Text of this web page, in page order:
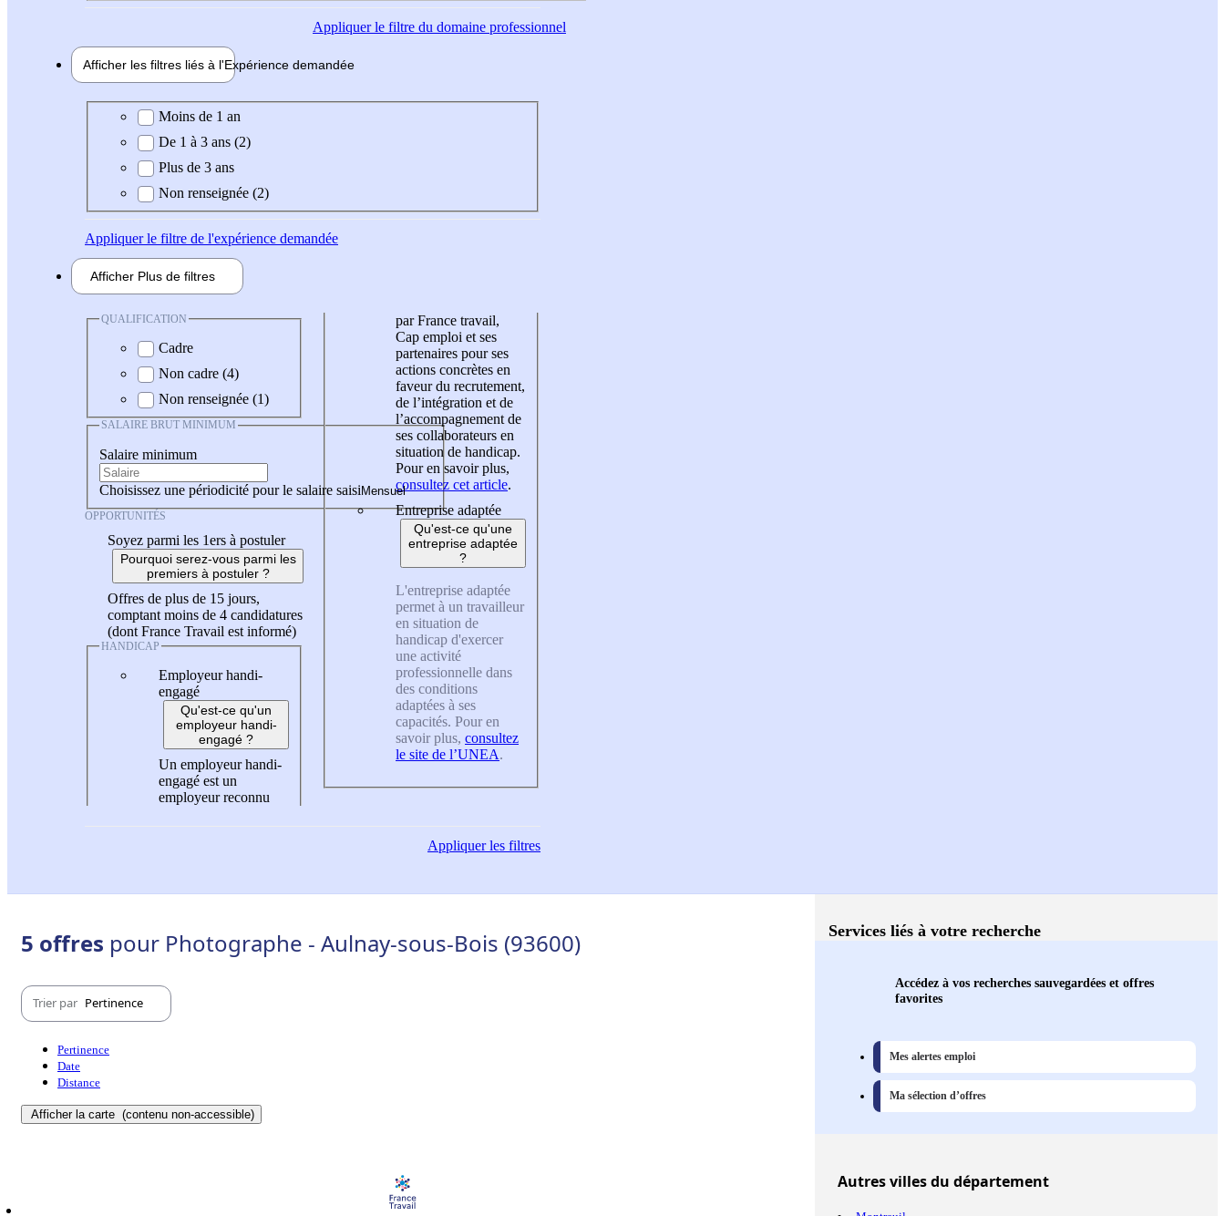
Appliquerle filtre du domaine professionnel
Afficher les filtres liés à l'Expérience demandée
Expérience demandée
Moins de 1 an
De 1 à 3 ans (2)
Plus de 3 ans
Non renseignée (2)
Appliquerle filtre de l'expérience demandée
Afficher Plus de filtres
QUALIFICATION
Cadre
Non cadre (4)
Non renseignée (1)
SALAIRE BRUT MINIMUM
Salaire minimum
Choisissez une périodicité pour le salaire saisi
OPPORTUNITÉS
Soyez parmi les 1ers à postuler
Pourquoi serez-vous parmi les
premiers à postuler ?
Offres de plus de 15 jours,
comptant moins de 4 candidatures
(dont France Travail est informé)
HANDICAP
Employeur handi-
engagé
Qu'est-ce qu'un
employeur handi-
engagé ?
Un employeur handi-
engagé est un
employeur reconnu
par France travail,
Cap emploi et ses
partenaires pour ses
actions concrètes en
faveur du recrutement,
de l’intégration et de
l’accompagnement de
ses collaborateurs en
situation de handicap.
Pour en savoir plus,
consultez cet article.
Entreprise adaptée
Qu'est-ce qu'une
entreprise adaptée
?
L'entreprise adaptée
permet à un travailleur
en situation de
handicap d'exercer
une activité
professionnelle dans
des conditions
adaptées à ses
capacités. Pour en
savoir plus, consultez
le site de l’UNEA.
Appliquerles filtres
5 offres pour Photographe - Aulnay-sous-Bois (93600)
Trier par Pertinence
Pertinence
Date
Distance
Afficher la carte (contenu non-accessible)
Services liés à votre recherche
Accédez à vos recherches sauvegardées et offres
favorites
Mes alertes emploi
Ma sélection d’offres
Autresvillesdu département